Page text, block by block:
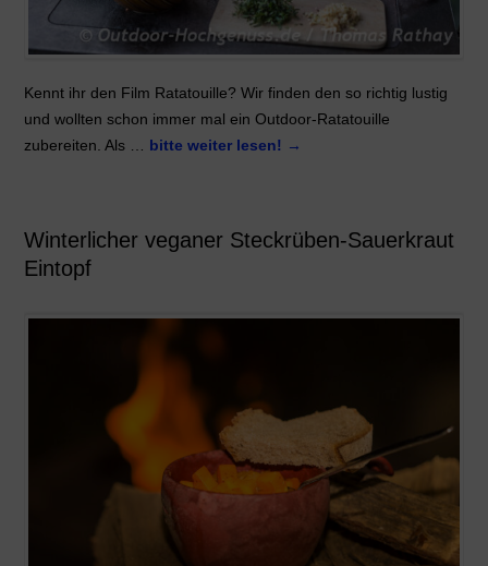
Kennt ihr den Film Ratatouille? Wir finden den so richtig lustig
und wollten schon immer mal ein Outdoor-Ratatouille
zubereiten. Als … bitte weiter lesen! →
Winterlicher veganer Steckrüben-Sauerkraut
Eintopf